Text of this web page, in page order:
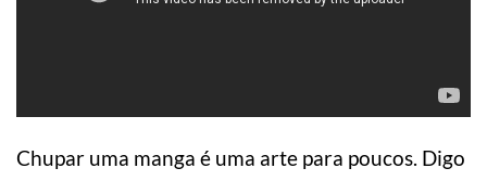
Chupar uma manga é uma arte para poucos. Digo